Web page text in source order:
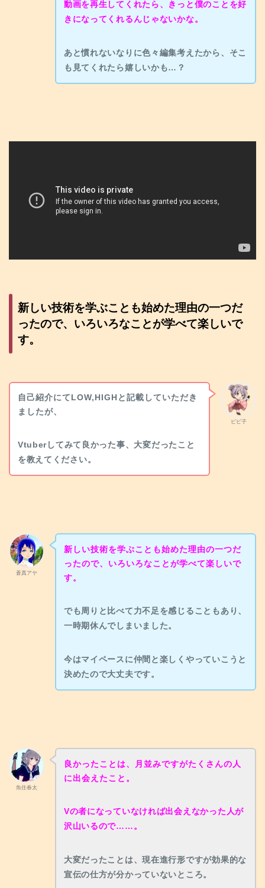
動画を再生してくれたら、きっと僕のことを好
きになってくれるんじゃないかな。
あと慣れないなりに色々編集考えたから、そこ
も見てくれたら嬉しいかも…？
新しい技術を学ぶことも始めた理由の一つだ
ったので、いろいろなことが学べて楽しいで
す。
ビビ子
自己紹介にてLOW,HIGHと記載していただき
ましたが、
Vtuberしてみて良かった事、大変だったこと
を教えてください。
蒼真アヤ
新しい技術を学ぶことも始めた理由の一つだ
ったので、いろいろなことが学べて楽しいで
す。
でも周りと比べて力不足を感じることもあり、
一時期休んでしまいました。
今はマイペースに仲間と楽しくやっていこうと
決めたので大丈夫です。
魚住春太
良かったことは、月並みですがたくさんの人
に出会えたこと。
Vの者になっていなければ出会えなかった人が
沢山いるので……。
大変だったことは、現在進行形ですが効果的な
宣伝の仕方が分かっていないところ。